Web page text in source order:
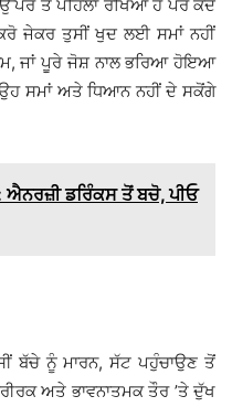
ਤੇ ਪਹਿਲਾਂ ਰੱਖਿਆ ਹੈ ਪਰ ਕਦੇ
ਜੇਕਰ ਤੁਸੀਂ ਖੁਦ ਲਈ ਸਮਾਂ ਨਹੀਂ
ਜਾਂ ਪੂਰੇ ਜੋਸ਼ ਨਾਲ ਭਰਿਆ ਹੋਇਆ
ਸਮਾਂ ਅਤੇ ਧਿਆਨ ਨਹੀਂ ਦੇ ਸਕੋਂਗੇ
ਡਰਿੰਕਸ ਤੋਂ ਬਚੋ, ਪੀਓ
ਬੱਚੇ ਨੂੰ ਮਾਰਨ, ਸੱਟ ਪਹੁੰਚਾਉਣ ਤੋਂ
ਅਤੇ ਭਾਵਨਾਤਮਕ ਤੌਰ ’ਤੇ ਦੁੱਖ